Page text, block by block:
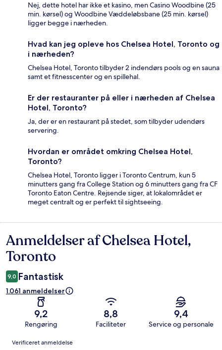
Nej, dette hotel har ikke et kasino, men Casino Woodbine (25
min. kørsel) og Woodbine Væddeløbsbane (25 min. kørsel)
ligger begge i nærheden.
Hvad kan jeg opleve hos Chelsea Hotel, Toronto og
i nærheden?
Chelsea Hotel, Toronto tilbyder 2 indendørs pools og en sauna
samt et fitnesscenter og en spillehal.
Er der restauranter på eller i nærheden af Chelsea
Hotel, Toronto?
Ja, der er en restaurant på stedet, som tilbyder udendørs
servering.
Hvordan er området omkring Chelsea Hotel,
Toronto?
Chelsea Hotel, Toronto ligger i Toronto Centrum, kun 5
minutters gang fra College Station og 6 minutters gang fra CF
Toronto Eaton Centre. Rejsende siger, at lokalområdet er
meget centralt og er perfekt til sightseeing.
Anmeldelser
Anmeldelser af Chelsea Hotel,
Toronto
9,0 Fantastisk
1.061 anmeldelser
9,2
Rengøring
8,8
Faciliteter
9,4
Service og personale
Anmeldelser
Verificeret anmeldelse